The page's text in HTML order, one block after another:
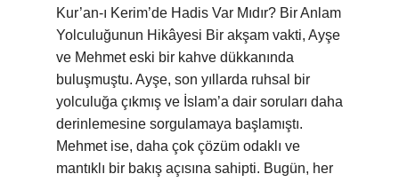
Kur’an-ı Kerim’de Hadis Var Mıdır? Bir Anlam
Yolculuğunun Hikâyesi Bir akşam vakti, Ayşe
ve Mehmet eski bir kahve dükkanında
buluşmuştu. Ayşe, son yıllarda ruhsal bir
yolculuğa çıkmış ve İslam’a dair soruları daha
derinlemesine sorgulamaya başlamıştı.
Mehmet ise, daha çok çözüm odaklı ve
mantıklı bir bakış açısına sahipti. Bugün, her